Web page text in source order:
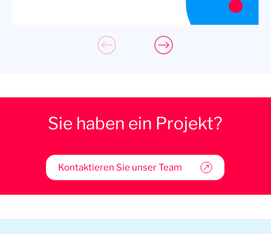
Sie haben ein Projekt?
Kontaktieren Sie unser Team